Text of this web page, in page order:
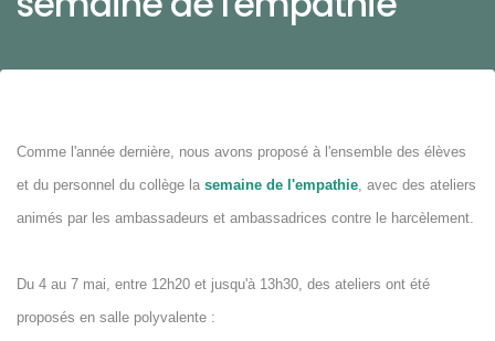
Comme l'année dernière, nous avons proposé à l'ensemble des élèves
et du personnel du collège la semaine de l'empathie, avec des ateliers
animés par les ambassadeurs et ambassadrices contre le harcèlement.
Du 4 au 7 mai, entre 12h20 et jusqu'à 13h30, des ateliers ont été
proposés en salle polyvalente :